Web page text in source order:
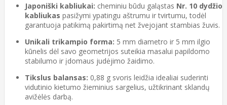
Japoniški kabliukai: cheminiu būdu galąstas Nr. 10 dydžio
kabliukas pasižymi ypatingu aštrumu ir tvirtumu, todėl
garantuoja patikimą pakirtimą net žvejojant stambias žuvis.
Unikali trikampio forma: 5 mm diametro ir 5 mm ilgio
kūnelis dėl savo geometrijos suteikia masalui papildomo
stabilumo ir įdomaus judėjimo žaidimo.
Tikslus balansas: 0,88 g svoris leidžia idealiai suderinti
vidutinio kietumo žieminius sargelius, užtikrinant sklandų
avižėlės darbą.